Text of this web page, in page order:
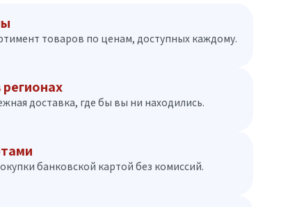
товаров по ценам, доступных каждому.
доставка, где бы вы ни находились.
банковской картой без комиссий.